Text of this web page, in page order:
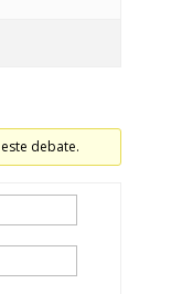
debate.